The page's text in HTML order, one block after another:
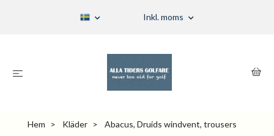
Inkl. moms
Hem Kläder Abacus, Druids windvent, trousers